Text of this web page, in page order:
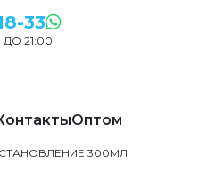
33
21:00
Оптом
300МЛ